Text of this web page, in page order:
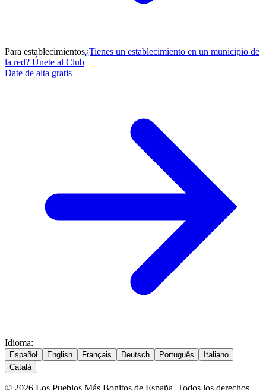
Para establecimientos¿Tienes un establecimiento en un municipio de
la red? Únete al Club
Date de alta gratis
Idioma:
Español English Français Deutsch Português
Italiano
Català